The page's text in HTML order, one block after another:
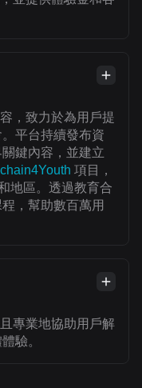
，致力於為用戶提
平台持續發布資
鍵內容，並建立
項目，
地區。透過教育合
，幫助數百萬用
專業地協助用戶解
驗。